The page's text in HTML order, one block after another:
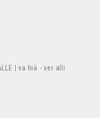
| va hiä - ver alli